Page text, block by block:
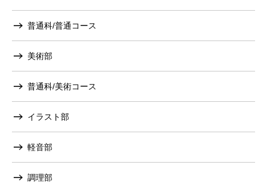
普通科/普通コース
美術部
普通科/美術コース
イラスト部
軽音部
調理部